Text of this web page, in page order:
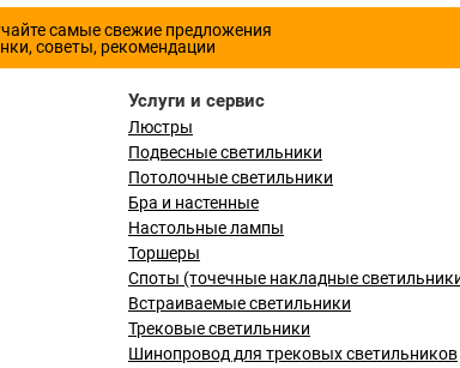
самые свежие предложения
советы, рекомендации
Услуги и сервис
Люстры
Подвесные светильники
Потолочные светильники
Бра и настенные
Настольные лампы
Торшеры
Споты (точечные накладные
Встраиваемые светильники
Трековые светильники
Шинопровод для трековых светильников